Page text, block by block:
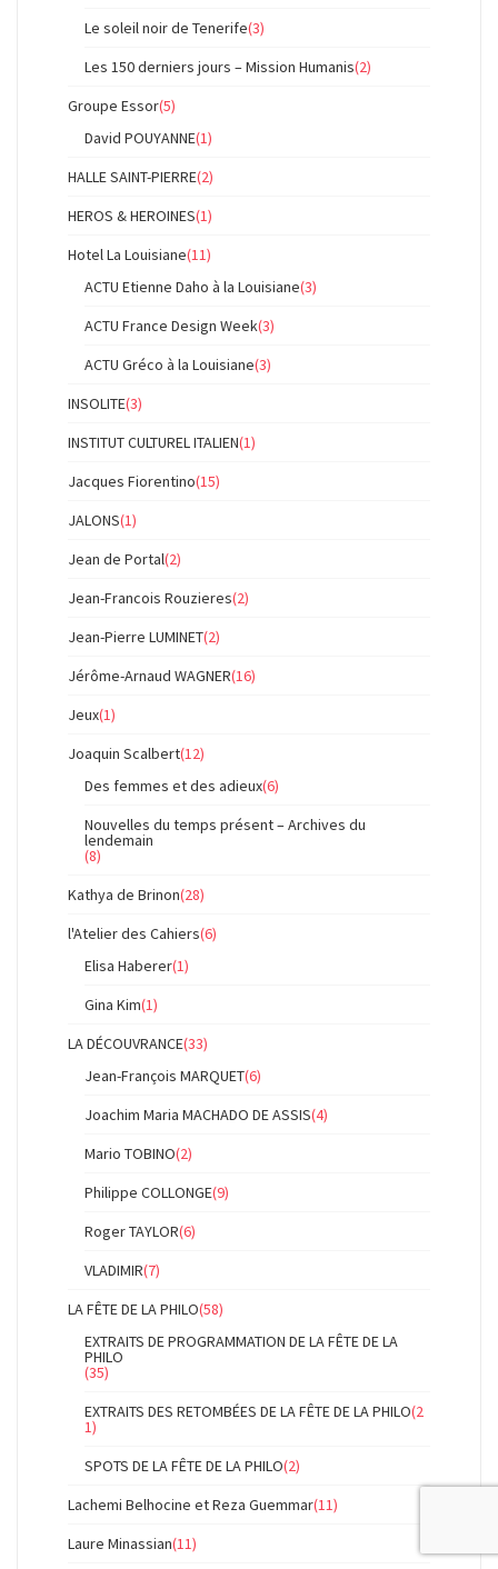
Le soleil noir de Tenerife(3)
Les 150 derniers jours – Mission Humanis(2)
Groupe Essor(5)
David POUYANNE(1)
HALLE SAINT-PIERRE(2)
HEROS & HEROINES(1)
Hotel La Louisiane(11)
ACTU Etienne Daho à la Louisiane(3)
ACTU France Design Week(3)
ACTU Gréco à la Louisiane(3)
INSOLITE(3)
INSTITUT CULTUREL ITALIEN(1)
Jacques Fiorentino(15)
JALONS(1)
Jean de Portal(2)
Jean-Francois Rouzieres(2)
Jean-Pierre LUMINET(2)
Jérôme-Arnaud WAGNER(16)
Jeux(1)
Joaquin Scalbert(12)
Des femmes et des adieux(6)
Nouvelles du temps présent – Archives du
lendemain
(8)
Kathya de Brinon(28)
l'Atelier des Cahiers(6)
Elisa Haberer(1)
Gina Kim(1)
LA DÉCOUVRANCE(33)
Jean-François MARQUET(6)
Joachim Maria MACHADO DE ASSIS(4)
Mario TOBINO(2)
Philippe COLLONGE(9)
Roger TAYLOR(6)
VLADIMIR(7)
LA FÊTE DE LA PHILO(58)
EXTRAITS DE PROGRAMMATION DE LA FÊTE DE LA
PHILO
(35)
EXTRAITS DES RETOMBÉES DE LA FÊTE DE LA PHILO(2
1)
SPOTS DE LA FÊTE DE LA PHILO(2)
Lachemi Belhocine et Reza Guemmar(11)
Laure Minassian(11)